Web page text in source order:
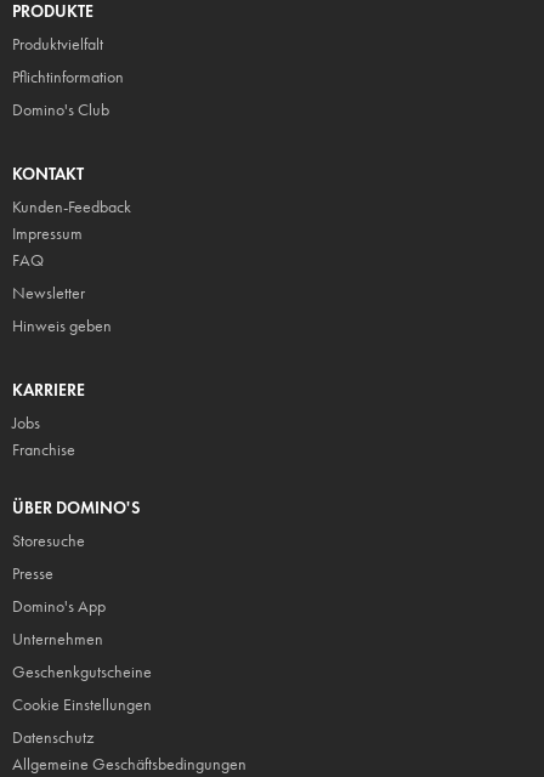
PRODUKTE
Produktvielfalt
Pflichtinformation
Domino's Club
KONTAKT
Kunden-Feedback
Impressum
FAQ
Newsletter
Hinweis geben
KARRIERE
Jobs
Franchise
ÜBER DOMINO'S
Storesuche
Presse
Domino's App
Unternehmen
Geschenkgutscheine
Cookie Einstellungen
Datenschutz
Allgemeine Geschäftsbedingungen